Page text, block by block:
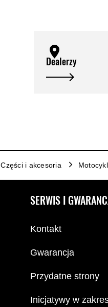
Dealerzy
Części i akcesoria
SERWIS I
Kontakt
Gwarancja
Przydatne strony
Inicjatywy w